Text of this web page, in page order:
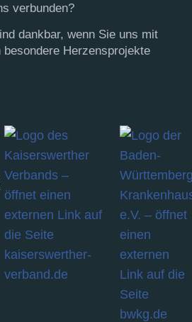
verbunden?
dankbar, wenn Sie uns mit
besondere Herzensprojekte